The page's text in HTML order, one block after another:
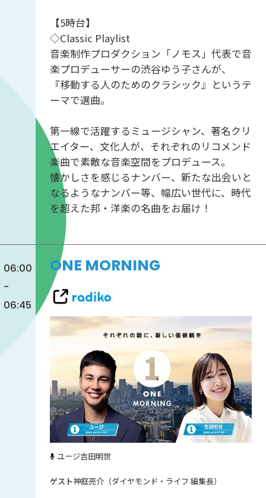
【5時台】
◇Classic Playlist
音楽制作プロダクション「ノモス」代表で音
楽プロデューサーの渋谷ゆう子さんが、
『移動する人のためのクラシック』というテ
ーマで選曲。
第一線で活躍するミュージシャン、著名クリ
エイター、文化人が、それぞれのリコメンド
楽曲で素敵な音楽空間をプロデュース。
懐かしさを感じるナンバー、新たな出会いと
なるようなナンバー等、幅広い世代に、時代
を超えた邦・洋楽の名曲をお届け！
06:00
-
06:45
ONE MORNING
ユージ吉田明世
神庭亮介（ダイヤモンド・ライフ 編集長）